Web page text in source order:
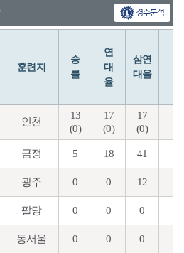
경주분석
훈련지
승
률
연
대
율
삼연
대율
인천
13
(0)
17
(0)
17
(0)
금정 5 18 41
광주 0 0 12
팔당 0 0 0
동서울 0 0 0